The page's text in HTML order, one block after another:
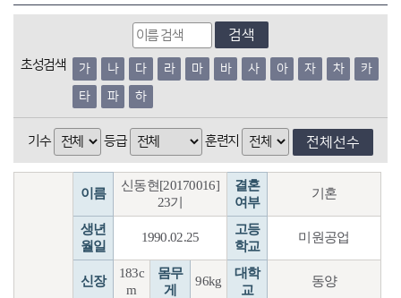
검색
초성검색 가 나 다 라 마 바 사 아 자 차
카
타
파 하
기수 등급 훈련지 전체선수
이름
신동현[20170016]
23기
결혼
여부
기혼
생년
월일
1990.02.25
고등
학교
미원공업
신장
183c
m
몸무
게
96kg
대학
교
동양